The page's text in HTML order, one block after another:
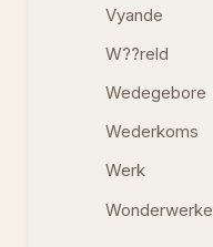
Vyande
W??reld
Wedegebore
Wederkoms
Werk
Wonderwerke